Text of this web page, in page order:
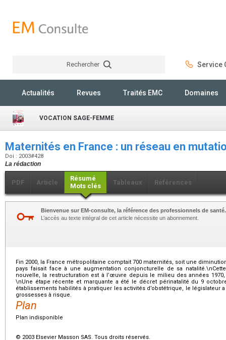
Rechercher Service
Actualités Revues Traités EMC Domaines
VOCATION SAGE-FEMME
Maternités en France : un réseau en
Doi : 2003#428
La rédaction
PDF Article
Résumé
Mots clés
Tableaux Références
Bienvenue sur EM-consulte, la référence des professionnels de santé.
L’accès au texte intégral de cet article nécessite un abonnement.
Fin 2000, la France métropolitaine comptait 700 maternités, soit une
pays faisait face à une augmentation conjoncturelle de sa
nouvelle, la restructuration est à l’œuvre depuis le milieu des années
\nUne étape récente et marquante a été le décret périnatalité du 9
établissements habilités à pratiquer les activités d’obstétrique, le législateur
grossesses à risque.
Plan
Plan indisponible
© 2003 Elsevier Masson SAS. Tous droits réservés.